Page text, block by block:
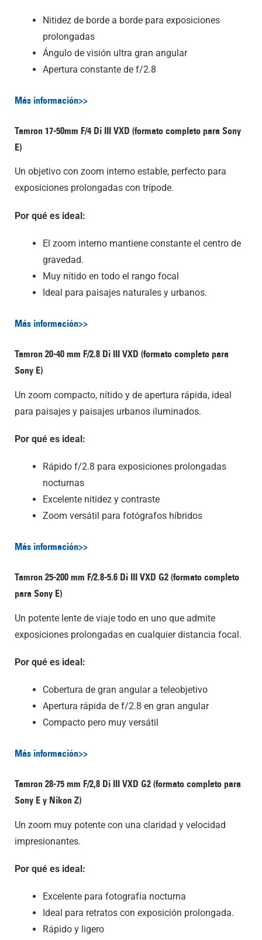
Nitidez de borde a borde para exposiciones
prolongadas
Ángulo de visión ultra gran angular
Apertura constante de f/2.8
Más información>>
Tamron 17-50mm F/4 Di III VXD (formato completo para Sony
E)
Un objetivo con zoom interno estable, perfecto para
exposiciones prolongadas con trípode.
Por qué es ideal:
El zoom interno mantiene constante el centro de
gravedad.
Muy nítido en todo el rango focal
Ideal para paisajes naturales y urbanos.
Más información>>
Tamron 20-40 mm F/2.8 Di III VXD (formato completo para
Sony E)
Un zoom compacto, nítido y de apertura rápida, ideal
para paisajes y paisajes urbanos iluminados.
Por qué es ideal:
Rápido f/2.8 para exposiciones prolongadas
nocturnas
Excelente nitidez y contraste
Zoom versátil para fotógrafos híbridos
Más información>>
Tamron 25-200 mm F/2.8-5.6 Di III VXD G2 (formato completo
para Sony E)
Un potente lente de viaje todo en uno que admite
exposiciones prolongadas en cualquier distancia focal.
Por qué es ideal:
Cobertura de gran angular a teleobjetivo
Apertura rápida de f/2.8 en gran angular
Compacto pero muy versátil
Más información>>
Tamron 28-75 mm F/2,8 Di III VXD G2 (formato completo para
Sony E y Nikon Z)
Un zoom muy potente con una claridad y velocidad
impresionantes.
Por qué es ideal:
Excelente para fotografía nocturna
Ideal para retratos con exposición prolongada.
Rápido y ligero